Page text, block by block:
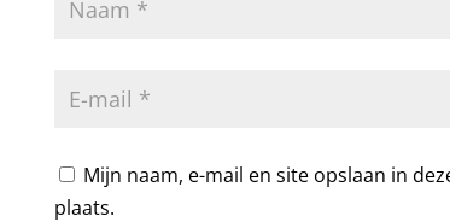
Mijn naam, e-mail en site opslaan in
plaats.